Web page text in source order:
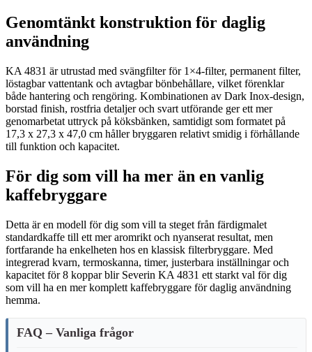
Genomtänkt konstruktion för daglig
användning
KA 4831 är utrustad med svängfilter för 1×4-filter, permanent filter,
löstagbar vattentank och avtagbar bönbehållare, vilket förenklar
både hantering och rengöring. Kombinationen av Dark Inox-design,
borstad finish, rostfria detaljer och svart utförande ger ett mer
genomarbetat uttryck på köksbänken, samtidigt som formatet på
17,3 x 27,3 x 47,0 cm håller bryggaren relativt smidig i förhållande
till funktion och kapacitet.
För dig som vill ha mer än en vanlig
kaffebryggare
Detta är en modell för dig som vill ta steget från färdigmalet
standardkaffe till ett mer aromrikt och nyanserat resultat, men
fortfarande ha enkelheten hos en klassisk filterbryggare. Med
integrerad kvarn, termoskanna, timer, justerbara inställningar och
kapacitet för 8 koppar blir Severin KA 4831 ett starkt val för dig
som vill ha en mer komplett kaffebryggare för daglig användning
hemma.
FAQ – Vanliga frågor